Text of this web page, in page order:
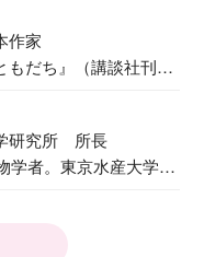
作家
もだち』（講談社刊）
研究所 所長
学者。東京水産大学卒